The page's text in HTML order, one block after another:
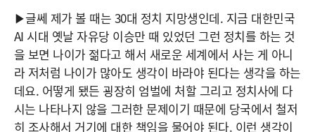
▶글쎄 제가 볼 때는 30대 정치 지망생인데. 지금 대한민국
AI 시대 옛날 자유당 이승만 때 있었던 그런 정치를 하는 것
을 보면 나이가 젊다고 해서 새로운 세계에서 사는 게 아니
라 저처럼 나이가 많아도 생각이 바라야 된다는 생각을 하는
데요. 어떻게 됐든 굉장히 엄벌에 처할 그리고 정치사에 다
시는 나타나지 않을 그러한 문제이기 때문에 당국에서 철저
히 조사해서 거기에 대한 책임을 물어야 된다. 이런 생각이